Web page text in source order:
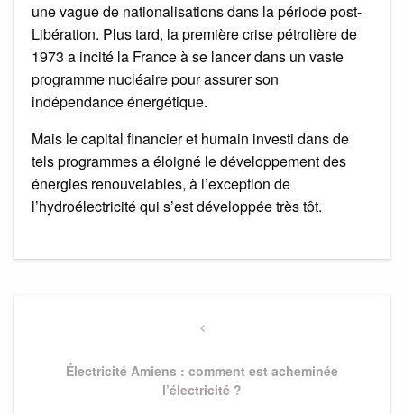
une vague de nationalisations dans la période post-
Libération. Plus tard, la première crise pétrolière de
1973 a incité la France à se lancer dans un vaste
programme nucléaire pour assurer son
indépendance énergétique.
Mais le capital financier et humain investi dans de
tels programmes a éloigné le développement des
énergies renouvelables, à l’exception de
l’hydroélectricité qui s’est développée très tôt.
Previous
Électricité Amiens : comment est acheminée
l’électricité ?